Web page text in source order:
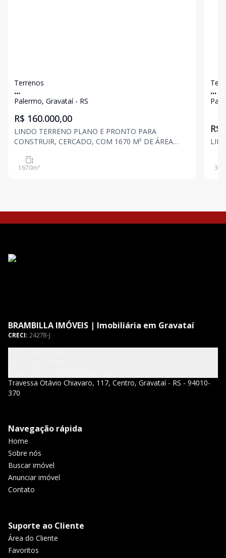
Terrenos
...
Palermo, Gravataí - RS
R$ 160.000,00
LINDO TERRENO PLANO E PRONTO PARA
CONSTRUIR, CERCADO, COM 1670 M² DE ÁREA
1670m²
...
R$
BRAMBILLA IMÓVEIS | Imobiliária em Gravataí
CRECI: 24278-J
Travessa Otávio Chiavaro, 117, Centro, Gravataí - RS - 94010-
370
Navegação rápida
Home
Sobre nós
Buscar imóvel
Anunciar imóvel
Contato
Suporte ao Cliente
Área do Cliente
Favoritos